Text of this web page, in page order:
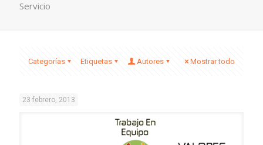
Servicio
Categorías Etiquetas Autores Mostrar todo
23 febrero, 2013